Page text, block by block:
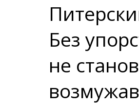
Без
не